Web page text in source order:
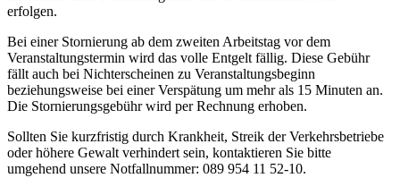
erfolgen.
Bei einer Stornierung ab dem zweiten Arbeitstag vor dem
Veranstaltungstermin wird das volle Entgelt fällig. Diese Gebühr
fällt auch bei Nichterscheinen zu Veranstaltungsbeginn
beziehungsweise bei einer Verspätung um mehr als 15 Minuten an.
Die Stornierungsgebühr wird per Rechnung erhoben.
Sollten Sie kurzfristig durch Krankheit, Streik der Verkehrsbetriebe
oder höhere Gewalt verhindert sein, kontaktieren Sie bitte
umgehend unsere Notfallnummer: 089 954 11 52-10.